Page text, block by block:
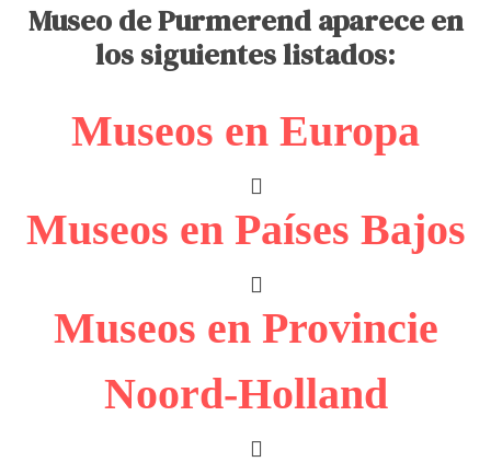
Museo de Purmerend aparece en
los siguientes listados:
Museos en Europa
Museos en Países Bajos
Museos en Provincie
Noord-Holland